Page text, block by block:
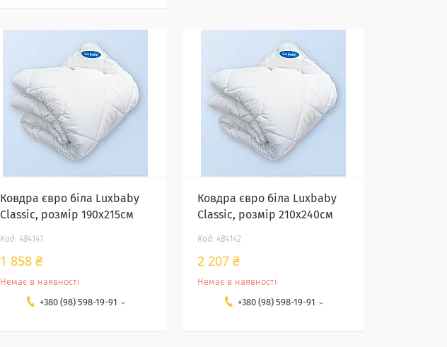
Ковдра євро біла Luxbaby
Classic, розмір 190х215см
484141
1 858 ₴
Немає в наявності
+380 (98) 598-19-91
Ковдра євро біла Luxbaby
Classic, розмір 210х240см
484142
2 207 ₴
Немає в наявності
+380 (98) 598-19-91